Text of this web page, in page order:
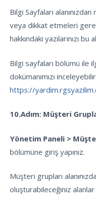
Bilgi Sayfaları
veya dikkat etmeleri
hakkındaki yazılarınızı
Bilgi sayfaları bölümü ile
dokümanımızı
https://
10.Adım: Müşteri
Yönetim Paneli >
bölümüne giriş yapınız.
Müşteri grupları
oluşturabileceğiniz